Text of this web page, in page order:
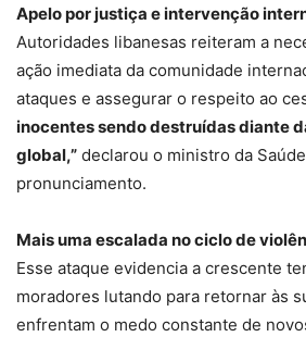
Apelo por justiça e intervenção
Autoridades libanesas reiteram a
ação imediata da comunidade
ataques e assegurar o respeito ao
inocentes sendo destruídas diante
global,” declarou o ministro da
pronunciamento.
Mais uma escalada no ciclo de
Esse ataque evidencia a crescente
moradores lutando para retornar às
enfrentam o medo constante de